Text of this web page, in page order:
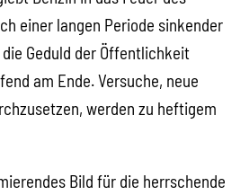
der bestehenden Ordnung
Es besteht nicht nur das
Gegenreaktion der
auch für eine massive
der Gesellschaft gegen